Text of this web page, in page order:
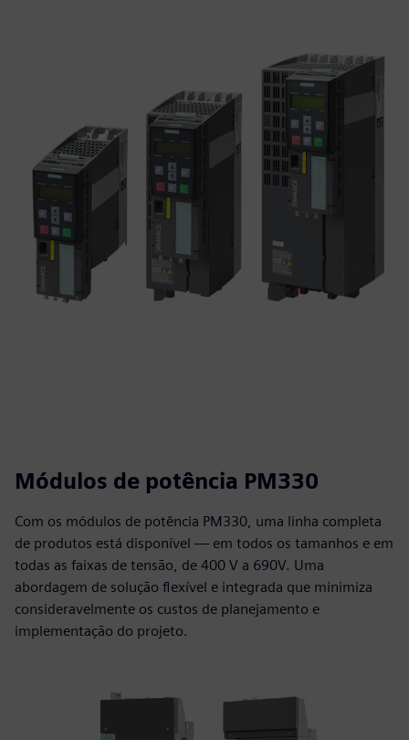
Módulos de potência PM330
Com os módulos de potência PM330, uma linha completa
de produtos está disponível — em todos os tamanhos e em
todas as faixas de tensão, de 400 V a 690V. Uma
abordagem de solução flexível e integrada que minimiza
consideravelmente os custos de planejamento e
implementação do projeto.